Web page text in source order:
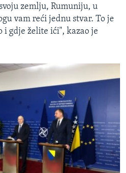
zemlju, Rumuniju, u
vam reći jednu stvar. To je
i gdje želite ići", kazao je